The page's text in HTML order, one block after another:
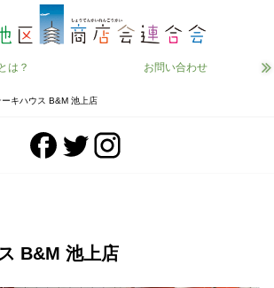
は？ お問い合わせ
ーキハウス B&M 池上店
B&M 池上店